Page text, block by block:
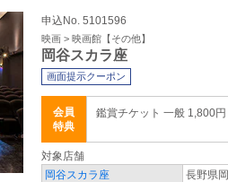
申込No. 5101596
映画 > 映画館【その他】
岡谷スカラ座
画面提示クーポン
会員
特典
鑑賞チケット 一般 1,800
対象店舗
岡谷スカラ座
長野県